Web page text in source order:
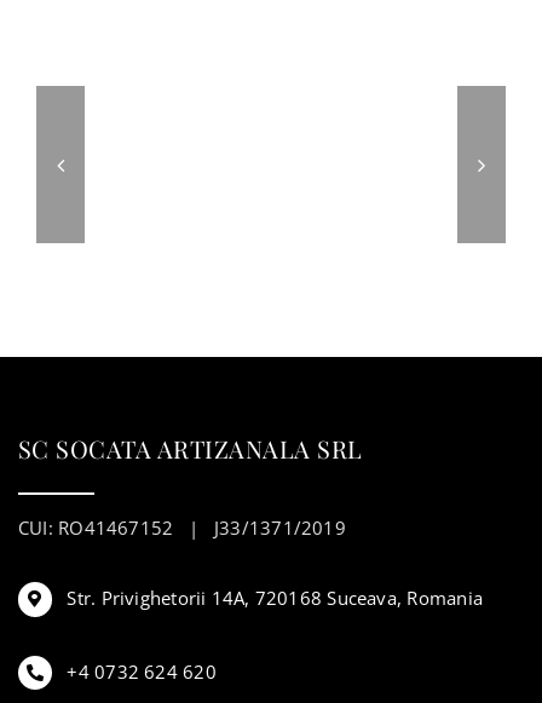
SC SOCATA ARTIZANALA SRL
CUI: RO41467152 | J33/1371/2019
Str. Privighetorii 14A, 720168 Suceava, Romania
+4 0732 624 620